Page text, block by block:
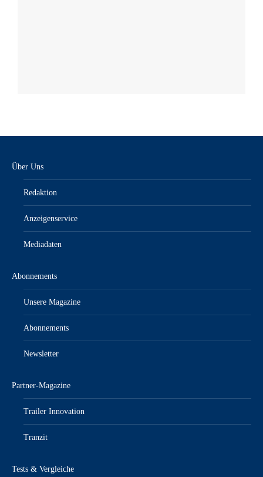
Über Uns
Redaktion
Anzeigenservice
Mediadaten
Abonnements
Unsere Magazine
Abonnements
Newsletter
Partner-Magazine
Trailer Innovation
Tranzit
Tests & Vergleiche